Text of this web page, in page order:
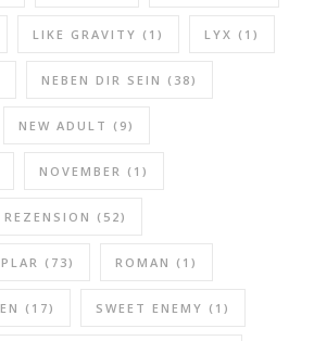
LIKE GRAVITY (1) LYX (1)
NEBEN DIR SEIN (38)
NEW ADULT (9)
NOVEMBER (1)
REZENSION (52)
(73) ROMAN (1)
(17) SWEET ENEMY (1)